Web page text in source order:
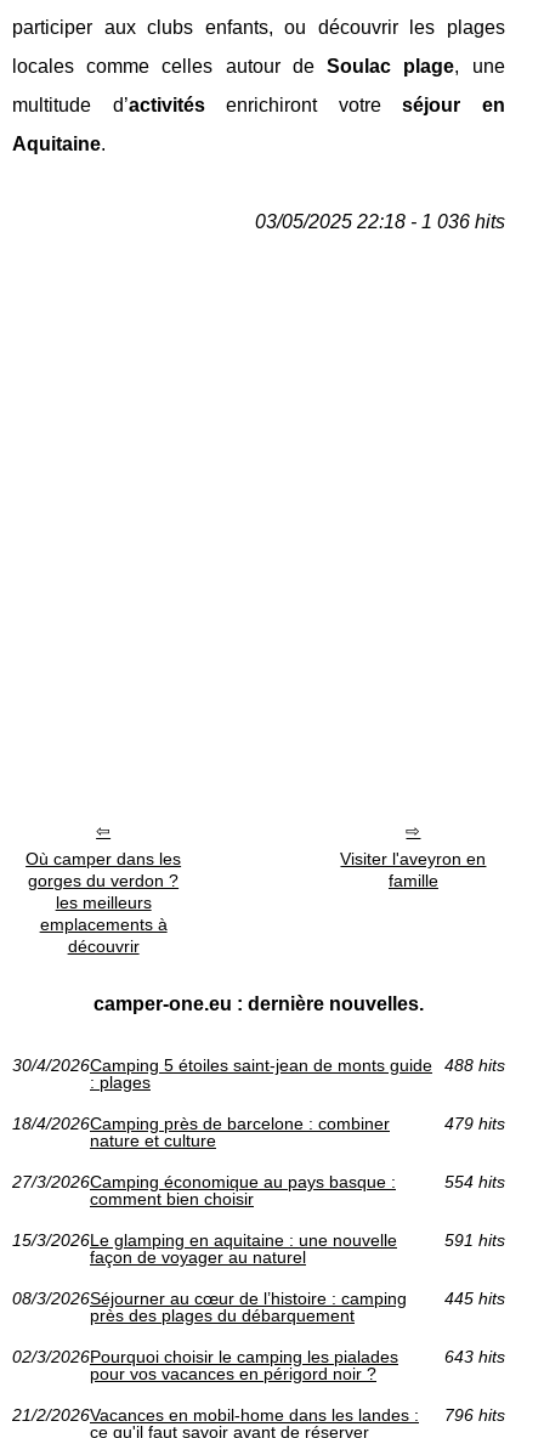
participer aux clubs enfants, ou découvrir les plages
locales comme celles autour deSoulac plage, une
multitude d’activitésenrichiront votreséjour en
Aquitaine.
03/05/2025 22:18 - 1 036 hits
Où camper dans les
gorges du verdon ?
les meilleurs
emplacements à
découvrir
Visiter l'aveyron en
famille
camper-one.eu : dernière nouvelles.
30/4/2026Camping 5 étoiles saint-jean de monts guide
: plages
488 hits
18/4/2026Camping près de barcelone : combiner
nature et culture
479 hits
27/3/2026Camping économique au pays basque :
comment bien choisir
554 hits
15/3/2026Le glamping en aquitaine : une nouvelle
façon de voyager au naturel
591 hits
08/3/2026Séjourner au cœur de l’histoire : camping
près des plages du débarquement
445 hits
02/3/2026Pourquoi choisir le camping les pialades
pour vos vacances en périgord noir ?
643 hits
21/2/2026Vacances en mobil-home dans les landes :
ce qu'il faut savoir avant de réserver
796 hits